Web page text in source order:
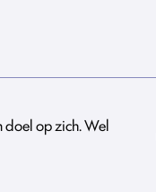
doel op zich. Wel